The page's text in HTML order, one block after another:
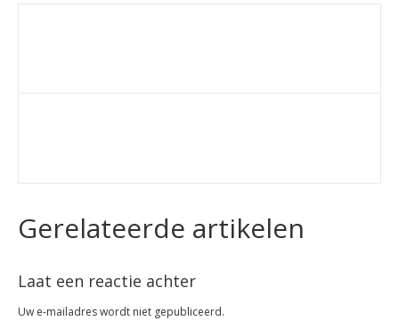
Gerelateerde artikelen
Laat een reactie achter
Uw e-mailadres wordt niet gepubliceerd.